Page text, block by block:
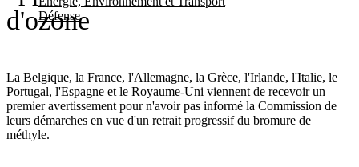
Défense
d'ozone
La Belgique, la France, l'Allemagne, la Grèce, l'Irlande, l'Italie, le
Portugal, l'Espagne et le Royaume-Uni viennent de recevoir un
premier avertissement pour n'avoir pas informé la Commission de
leurs démarches en vue d'un retrait progressif du bromure de
méthyle.